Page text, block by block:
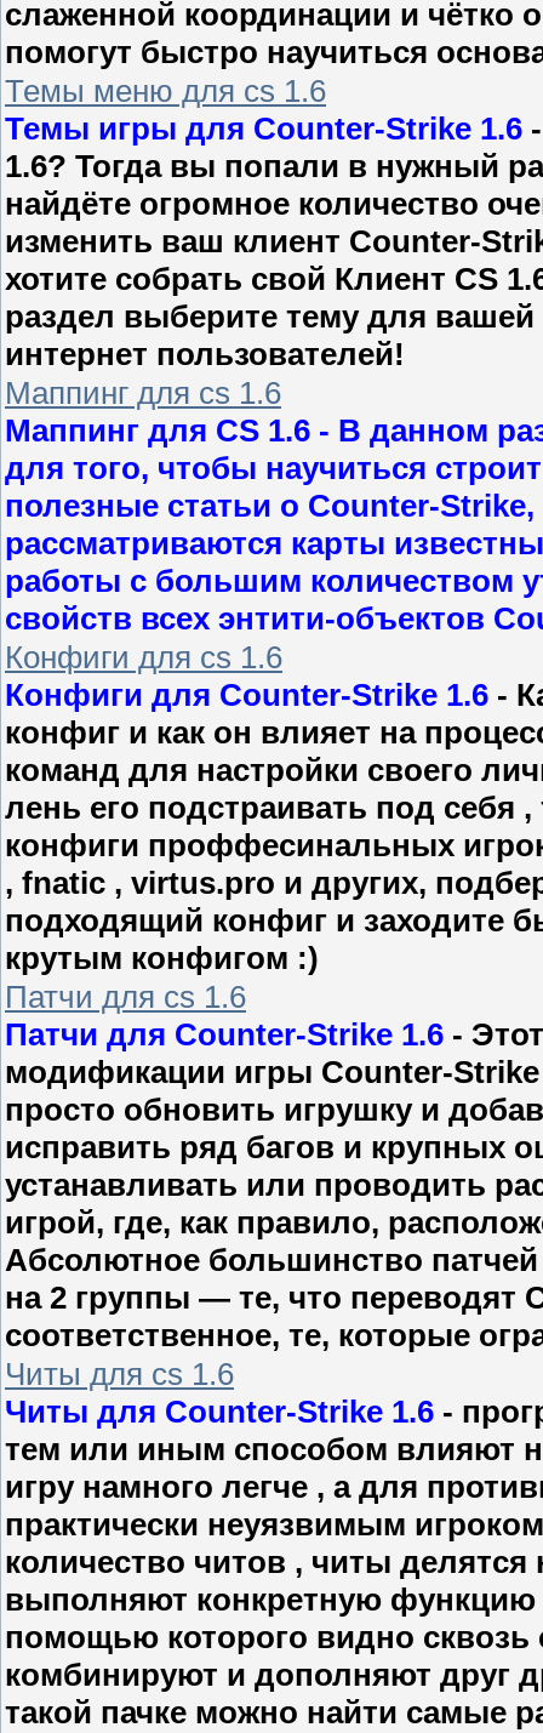
слаженной координации и чётко
помогут быстро научиться
Темы меню для cs 1.6
Темы игры для Counter-Strike 1.6
1.6? Тогда вы попали в нужный
найдёте огромное количество
изменить ваш клиент Counter-
хотите собрать свой Клиент CS
раздел выберите тему для
интернет пользователей!
Маппинг для cs 1.6
Маппинг для CS 1.6 - В данном
для того, чтобы научиться
полезные статьи о Counter-
рассматриваются карты
работы с большим количеством
свойств всех энтити-объектов
Конфиги для cs 1.6
Конфиги для Counter-Strike 1.6 -
конфиг и как он влияет на
команд для настройки своего
лень его подстраивать под себя
конфиги проффесинальных
, fnatic , virtus.pro и других,
подходящий конфиг и заходите
крутым конфигом :)
Патчи для cs 1.6
Патчи для Counter-Strike 1.6 -
модификации игры Counter-
просто обновить игрушку и
исправить ряд багов и крупных
устанавливать или проводить
игрой, где, как правило,
Абсолютное большинство
на 2 группы — те, что переводят
соответственное, те, которые
Читы для cs 1.6
Читы для Counter-Strike 1.6 -
тем или иным способом влияют
игру намного легче , а для
практически неуязвимым
количество читов , читы
выполняют конкретную функцию
помощью которого видно сквозь
комбинируют и дополняют друг
такой пачке можно найти самые